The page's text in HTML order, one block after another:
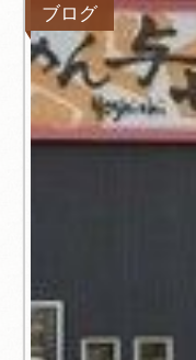
ブログ